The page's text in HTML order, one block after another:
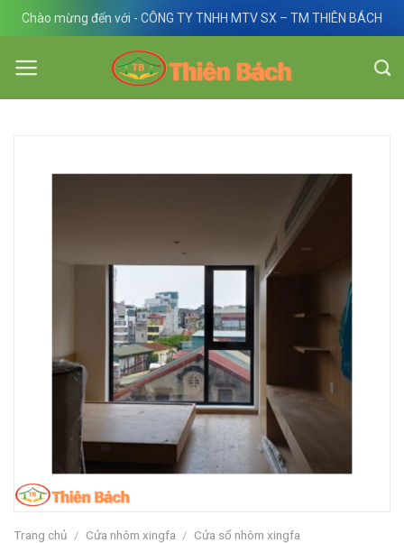
Skip
content
Chào mừng đến với - CÔNG TY TNHH MTV SX – TM THIÊN BÁCH
Trang chủ / Cửa nhôm xingfa / Cửa sổ nhôm xingfa